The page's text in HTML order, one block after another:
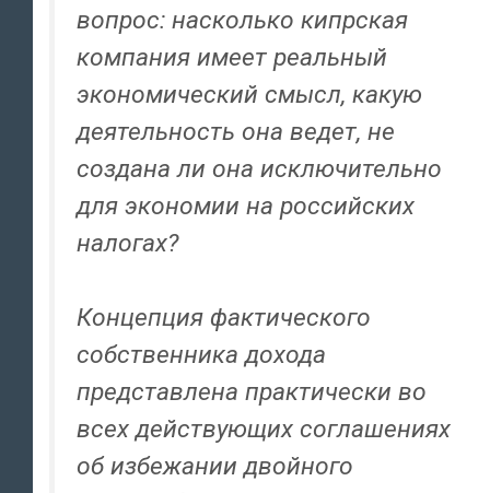
вопрос: насколько кипрская
компания имеет реальный
экономический смысл, какую
деятельность она ведет, не
создана ли она исключительно
для экономии на российских
налогах?
Концепция фактического
собственника дохода
представлена практически во
всех действующих соглашениях
об избежании двойного